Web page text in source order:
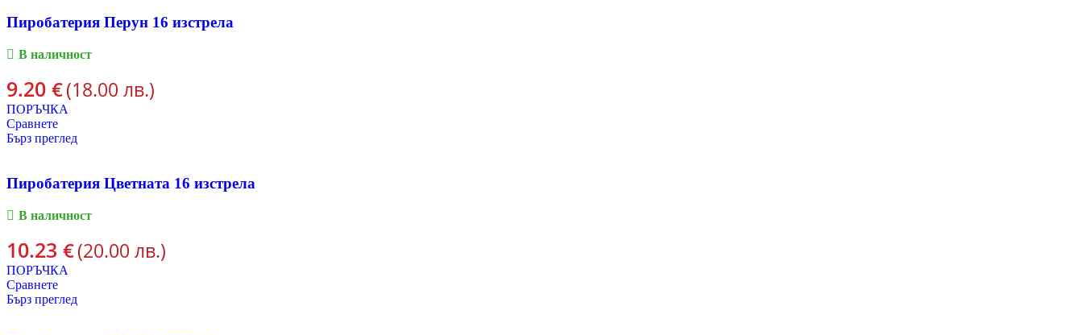
Пиробатерия Перун 16 изстрела
В наличност
9.20 €(18.00 лв.)
ПОРЪЧКА
Сравнете
Бърз преглед
Пиробатерия Цветната 16 изстрела
В наличност
10.23 €(20.00 лв.)
ПОРЪЧКА
Сравнете
Бърз преглед